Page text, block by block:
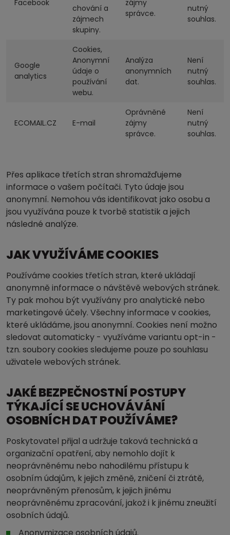
Facebook
chování a
zájmech
skupiny.
zájmy
správce.
nutný
souhlas.
Google
analytics
Cookies,
Anonymní
údaje o
používání
webu.
Analýza
anonymních
dat.
Není
nutný
souhlas.
ECOMAIL.CZ E-mail
Oprávněné
zájmy
správce.
Není
nutný
souhlas.
Přes aplikace třetích stran shromažďujeme
informace o vašem počítači. Tyto údaje jsou
anonymní. Nemohou vás identifikovat jako osobu a
jsou využívána pouze k tvorbě statistik a jejich
následné analýze.
JAK VYUŽÍVÁME COOKIES
Používáme cookies třetích stran, které ukládají
anonymně informace o návštěvě webových stránek.
Ty pak mohou být využívány pro analytické nebo
marketingové účely. Všechny informace v cookies,
které ukládáme, jsou anonymní. Cookies není možno
sledovat automaticky - využíváme variantu opt-in -
tzn. soubory cookies sledujeme pouze po souhlasu
uživatele webových stránek.
JAKÉ BEZPEČNOSTNÍ POSTUPY
TÝKAJÍCÍ SE UCHOVÁVÁNÍ
OSOBNÍCH DAT POUŽÍVÁME?
Poskytovatel přijal a udržuje taková technická a
organizační opatření, aby nemohlo dojít k
neoprávněnému nebo nahodilému přístupu k
osobním údajům, k jejich změně, zničení či ztrátě,
neoprávněným přenosům, k jejich jinému
neoprávněnému zpracování, jakož i k jinému zneužití
osobních údajů.
Anonymizace osobních údajů.